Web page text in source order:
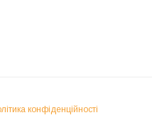
конфіденційності